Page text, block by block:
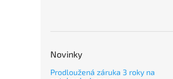
Novinky
Prodloužená záruka 3 roky na